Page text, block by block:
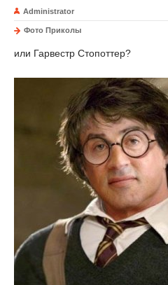
Administrator
Фото Приколы
или Гарвестр Стопоттер?